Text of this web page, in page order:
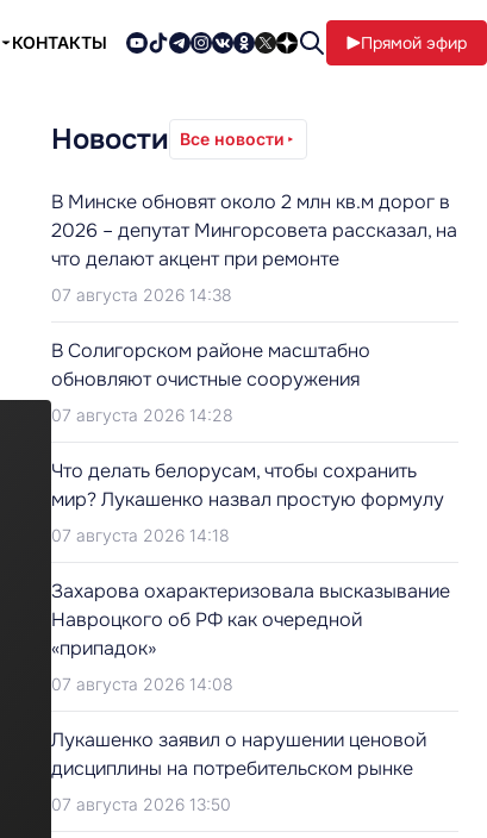
КОНТАКТЫ Прямой эфир
Новости Все новости
В Минске обновят около 2 млн кв.м дорог в
2026 – депутат Мингорсовета рассказал, на
что делают акцент при ремонте
07 августа 2026 14:38
В Солигорском районе масштабно
обновляют очистные сооружения
07 августа 2026 14:28
Что делать белорусам, чтобы сохранить
мир? Лукашенко назвал простую формулу
07 августа 2026 14:18
Захарова охарактеризовала высказывание
Навроцкого об РФ как очередной
«припадок»
07 августа 2026 14:08
Лукашенко заявил о нарушении ценовой
дисциплины на потребительском рынке
07 августа 2026 13:50